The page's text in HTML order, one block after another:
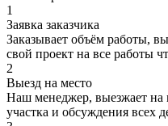
1
Заявка заказчика
Заказывает объём работы,
свой проект на все работы
2
Выезд на место
Наш менеджер, выезжает на
участка и обсуждения всех